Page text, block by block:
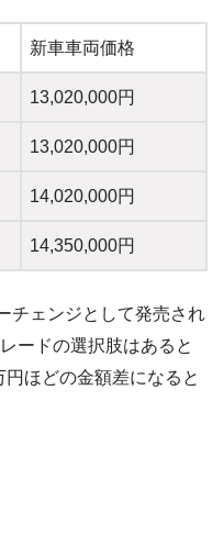
新車車両価格
13,020,000円
13,020,000円
14,020,000円
14,350,000円
チェンジとして発売され
ードの選択肢はあると
ほどの金額差になると